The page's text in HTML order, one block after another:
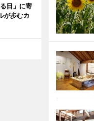
日」に寄
が歩むカ